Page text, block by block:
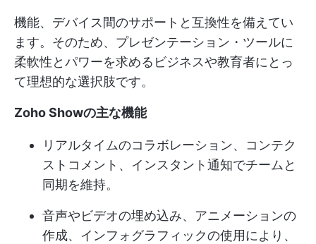
機能、デバイス間のサポートと互換性を備えてい
ます。そのため、プレゼンテーション・ツールに
柔軟性とパワーを求めるビジネスや教育者にとっ
て理想的な選択肢です。
Zoho Showの主な機能
リアルタイムのコラボレーション、コンテク
ストコメント、インスタント通知でチームと
同期を維持。
音声やビデオの埋め込み、アニメーションの
作成、インフォグラフィックの使用により、